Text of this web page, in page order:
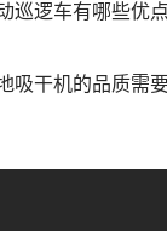
巡逻车有哪些优点
吸干机的品质需